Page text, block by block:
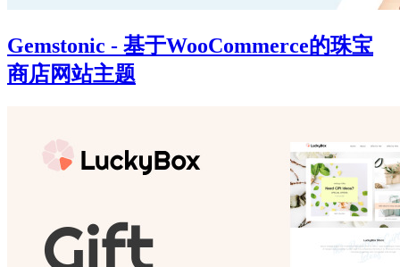
Gemstonic - 基于WooCommerce的珠宝
商店网站主题